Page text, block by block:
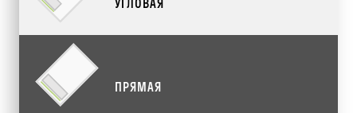
УГЛОВАЯ
ПРЯМАЯ